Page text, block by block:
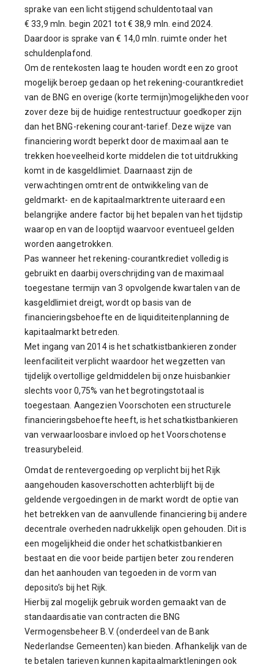
sprake van een licht stijgend schuldentotaal van
€ 33,9 mln. begin 2021 tot € 38,9 mln. eind 2024.
Daardoor is sprake van € 14,0 mln. ruimte onder het
schuldenplafond.
Om de rentekosten laag te houden wordt een zo groot
mogelijk beroep gedaan op het rekening-courantkrediet
van de BNG en overige (korte termijn)mogelijkheden voor
zover deze bij de huidige rentestructuur goedkoper zijn
dan het BNG-rekening courant-tarief. Deze wijze van
financiering wordt beperkt door de maximaal aan te
trekken hoeveelheid korte middelen die tot uitdrukking
komt in de kasgeldlimiet. Daarnaast zijn de
verwachtingen omtrent de ontwikkeling van de
geldmarkt- en de kapitaalmarktrente uiteraard een
belangrijke andere factor bij het bepalen van het tijdstip
waarop en van de looptijd waarvoor eventueel gelden
worden aangetrokken.
Pas wanneer het rekening-courantkrediet volledig is
gebruikt en daarbij overschrijding van de maximaal
toegestane termijn van 3 opvolgende kwartalen van de
kasgeldlimiet dreigt, wordt op basis van de
financieringsbehoefte en de liquiditeitenplanning de
kapitaalmarkt betreden.
Met ingang van 2014 is het schatkistbankieren zonder
leenfaciliteit verplicht waardoor het wegzetten van
tijdelijk overtollige geldmiddelen bij onze huisbankier
slechts voor 0,75% van het begrotingstotaal is
toegestaan. Aangezien Voorschoten een structurele
financieringsbehoefte heeft, is het schatkistbankieren
van verwaarloosbare invloed op het Voorschotense
treasurybeleid.
Omdat de rentevergoeding op verplicht bij het Rijk
aangehouden kasoverschotten achterblijft bij de
geldende vergoedingen in de markt wordt de optie van
het betrekken van de aanvullende financiering bij andere
decentrale overheden nadrukkelijk open gehouden. Dit is
een mogelijkheid die onder het schatkistbankieren
bestaat en die voor beide partijen beter zou renderen
dan het aanhouden van tegoeden in de vorm van
deposito’s bij het Rijk.
Hierbij zal mogelijk gebruik worden gemaakt van de
standaardisatie van contracten die BNG
Vermogensbeheer B.V. (onderdeel van de Bank
Nederlandse Gemeenten) kan bieden. Afhankelijk van de
te betalen tarieven kunnen kapitaalmarktleningen ook